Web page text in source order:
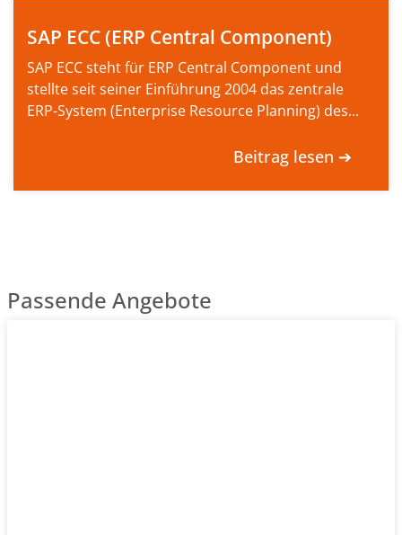
SAP ECC (ERP Central Component)
SAP ECC steht für ERP Central Component und
stellte seit seiner Einführung 2004 das zentrale
ERP-System (Enterprise Resource Planning) des...
Beitrag lesen ➔
Passende Angebote